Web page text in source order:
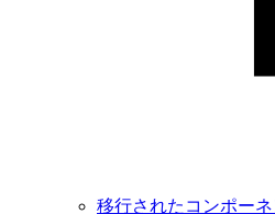
移行されたコンポーネ